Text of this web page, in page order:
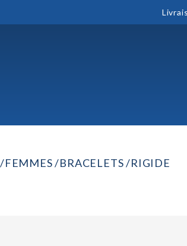
FEMMES BRACELETS RIGIDE